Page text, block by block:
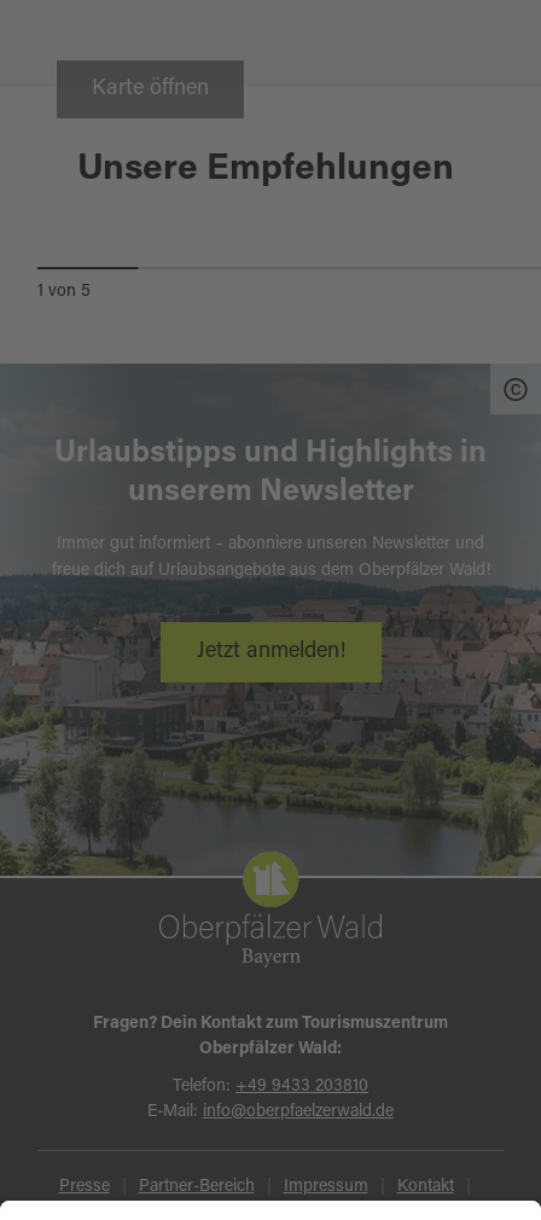
Karte öffnen
Unsere Empfehlungen
Burglengenfeld
1 von 5
Urlaubstipps und Highlights in
unserem Newsletter
Immer gut informiert – abonniere unseren Newsletter und
freue dich auf Urlaubsangebote aus dem Oberpfälzer Wald!
Jetzt anmelden!
Fragen? Dein Kontakt zum Tourismuszentrum
Oberpfälzer Wald:
Telefon: +49 9433 203810
E-Mail: info@oberpfaelzerwald.de
Presse Partner-Bereich Impressum Kontakt